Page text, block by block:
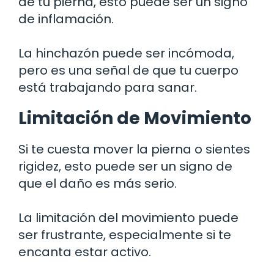
de inflamación.
La hinchazón puede ser incómoda,
pero es una señal de que tu cuerpo
está trabajando para sanar.
Limitación de Movimiento
Si te cuesta mover la pierna o sientes
rigidez, esto puede ser un signo de
que el daño es más serio.
La limitación del movimiento puede
ser frustrante, especialmente si te
encanta estar activo.